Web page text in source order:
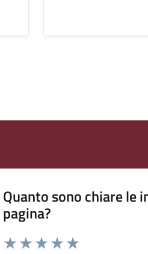
Quanto sono chiare le
pagina?
Valuta da 1 a 5 stelle la pagina